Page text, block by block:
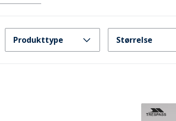
Produkttype Størrelse